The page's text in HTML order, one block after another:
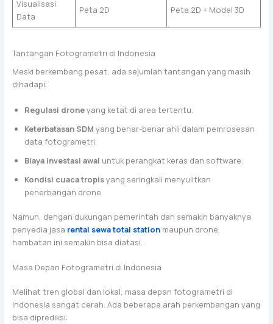
Visualisasi
Data
Peta 2D Peta 2D + Model 3D
Tantangan Fotogrametri di Indonesia
Meski berkembang pesat, ada sejumlah tantangan yang masih
dihadapi:
Regulasi droneyang ketat di area tertentu.
Keterbatasan SDM yang benar-benar ahli dalam pemrosesan
data fotogrametri.
Biaya investasi awal untuk perangkat keras dan software.
Kondisi cuaca tropisyang seringkali menyulitkan
penerbangan drone.
Namun, dengan dukungan pemerintah dan semakin banyaknya
penyedia jasa rental sewa total stationmaupun drone,
hambatan ini semakin bisa diatasi.
Masa Depan Fotogrametri di Indonesia
Melihat tren global dan lokal, masa depan fotogrametri di
Indonesia sangat cerah. Ada beberapa arah perkembangan yang
bisa diprediksi: